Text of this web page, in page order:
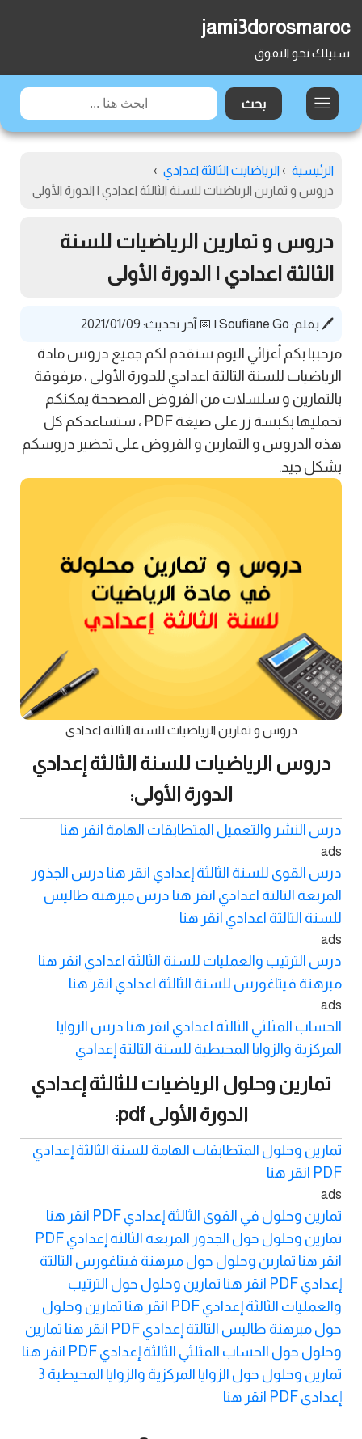
jami3dorosmaroc
سبيلك نحو التفوق
الرئيسية › الرياضايت الثالثة اعدادي ›
دروس و تمارين الرياضيات للسنة الثالثة اعدادي | الدورة الأولى
دروس و تمارين الرياضيات للسنة
الثالثة اعدادي | الدورة الأولى
🖊️ بقلم: Soufiane Go
| 📅 آخر تحديث: 2021/01/09
مرحببا بكم أعزائي اليوم سنقدم لكم جميع دروس مادة
الرياضيات للسنة الثالثة اعدادي للدورة الأولى ، مرفوقة
بالتمارين و سلسلات من الفروض المصححة يمكنكم
تحمليها بكبسة زر على صيغة PDF ، ستساعدكم كل
هذه الدروس و التمارين و الفروض على تحضير دروسكم
بشكل جيد.
دروس و تمارين الرياضيات للسنة الثالثة اعدادي
دروس الرياضيات للسنة الثالثة إعدادي
الدورة الأولى:
درس النشر والتعميل المتطابقات الهامة انقر هنا
ads
درس القوى للسنة الثالثة إعدادي انقر هنا درس الجذور
المربعة التالتة اعدادي انقر هنا درس مبرهنة طاليس
للسنة الثالثة اعدادي انقر هنا
ads
درس الترتيب والعمليات للسنة الثالثة اعدادي انقر هنا
مبرهنة فيتاغورس للسنة الثالثة اعدادي انقر هنا
ads
الحساب المثلثي الثالثة اعدادي انقر هنا درس الزوايا
المركزية والزوايا المحيطية للسنة الثالثة إعدادي
تمارين وحلول الرياضيات للثالثة إعدادي
الدورة الأولى pdf:
تمارين وحلول المتطابقات الهامة للسنة الثالثة إعدادي
PDF انقر هنا
ads
تمارين وحلول في القوى الثالثة إعدادي PDF انقر هنا
تمارين وحلول حول الجذور المربعة الثالثة إعدادي PDF
انقر هنا تمارين وحلول حول مبرهنة فيتاغورس الثالثة
إعدادي PDF انقر هنا
تمارين وحلول حول الترتيب
والعمليات الثالثة إعدادي PDF انقر هنا
تمارين وحلول
حول مبرهنة طاليس الثالثة إعدادي PDF انقر هنا
تمارين
وحلول حول الحساب المثلثي الثالثة إعدادي PDF انقر هنا
تمارين وحلول حول الزوايا المركزية والزوايا المحيطية 3
إعدادي PDF انقر هنا